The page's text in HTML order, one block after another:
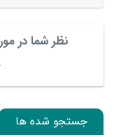
نظر شما در
جستجو شده ها